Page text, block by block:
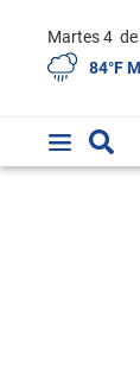
Martes 4 de
84°F